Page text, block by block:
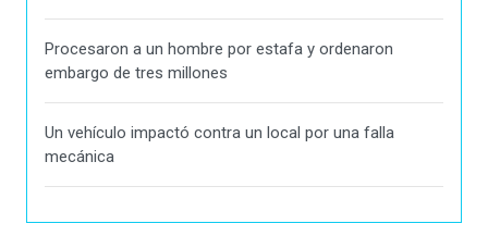
Procesaron a un hombre por estafa y ordenaron
embargo de tres millones
Un vehículo impactó contra un local por una falla
mecánica